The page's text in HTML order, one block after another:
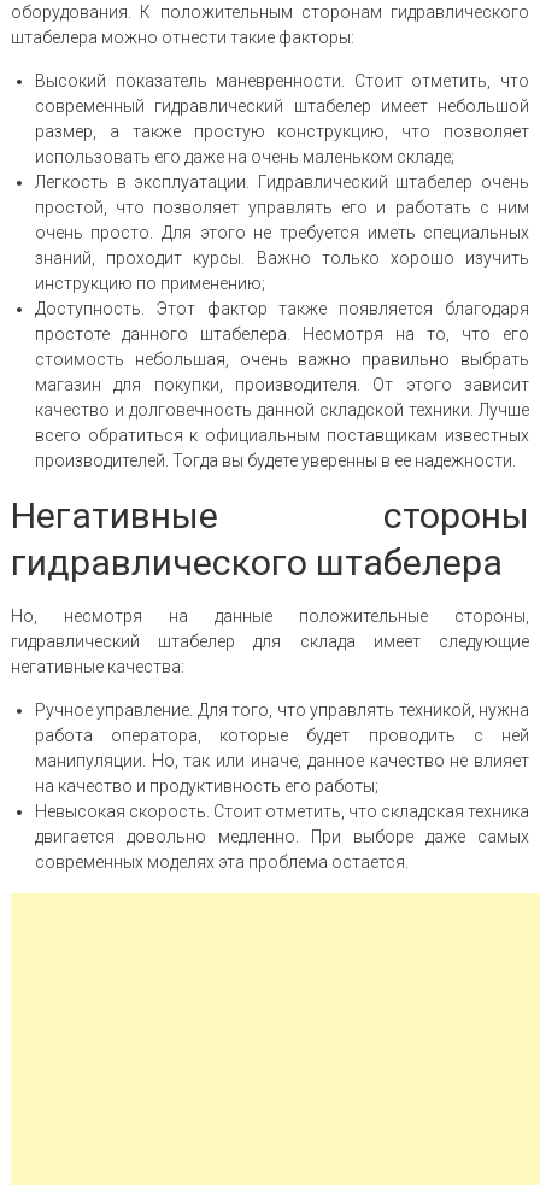
оборудования. К положительным сторонам гидравлического
штабелера можно отнести такие факторы:
Высокий показатель маневренности. Стоит отметить, что
современный гидравлический штабелер имеет небольшой
размер, а также простую конструкцию, что позволяет
использовать его даже на очень маленьком складе;
Легкость в эксплуатации. Гидравлический штабелер очень
простой, что позволяет управлять его и работать с ним
очень просто. Для этого не требуется иметь специальных
знаний, проходит курсы. Важно только хорошо изучить
инструкцию по применению;
Доступность. Этот фактор также появляется благодаря
простоте данного штабелера. Несмотря на то, что его
стоимость небольшая, очень важно правильно выбрать
магазин для покупки, производителя. От этого зависит
качество и долговечность данной складской техники. Лучше
всего обратиться к официальным поставщикам известных
производителей. Тогда вы будете уверенны в ее надежности.
Негативные стороны
гидравлического штабелера
Но, несмотря на данные положительные стороны,
гидравлический штабелер для склада имеет следующие
негативные качества:
Ручное управление. Для того, что управлять техникой, нужна
работа оператора, которые будет проводить с ней
манипуляции. Но, так или иначе, данное качество не влияет
на качество и продуктивность его работы;
Невысокая скорость. Стоит отметить, что складская техника
двигается довольно медленно. При выборе даже самых
современных моделях эта проблема остается.